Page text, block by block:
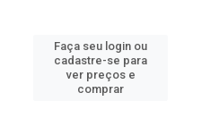
Faça seu login ou
cadastre-se para
ver preços e
comprar